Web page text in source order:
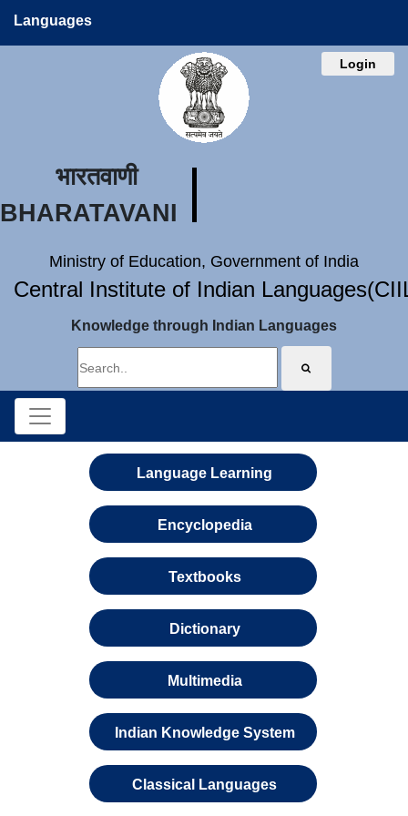
Languages
Login
भारतवाणी
BHARATAVANI
Ministry of Education, Government of India
Central Institute of Indian
Knowledge through Indian Languages
Language Learning
Encyclopedia
Textbooks
Dictionary
Multimedia
Indian Knowledge System
Classical Languages